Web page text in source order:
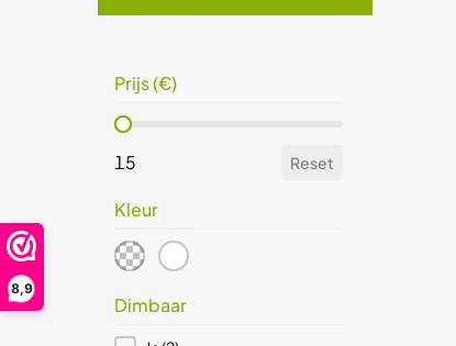
8,9
Ingangsspanning
Soort lamp
Soort lamp
Dimbaar
Dimbaar
Ja
Prijs (€)
Prijs (€)
15
Prijs (€)
Prijs (€)
15 Reset
Kleur
Kleur
Brass(1)wit
Dimbaar